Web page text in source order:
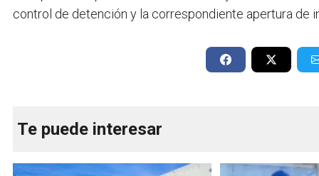
control de detención y la correspondiente apertura
Te puede interesar